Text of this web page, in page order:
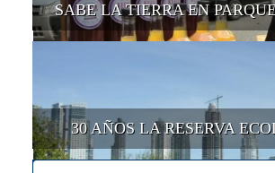
SABE LA TIERRA EN
30 AÑOS LA RESERVA